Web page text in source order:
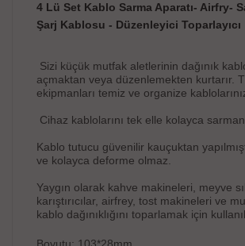
4 Lü Set Kablo Sarma Aparatı- Airfry-
Şarj Kablosu - Düzenleyici Toparlayıcı
Sizi küçük mutfak aletlerinin dağınık
açmaktan veya düzenlemekten kurtarır.
ekipmanları temiz ve organize
Cihaz kablolarını tek elle kolayca
Kablo tutucu güvenilir kauçuktan
ve kolayca deforme olmaz.
Yaygın olarak kahve makineleri, meyve
karıştırıcılar, airfrey, tost makineleri ve
kablo dağınıklığını toparlamak için